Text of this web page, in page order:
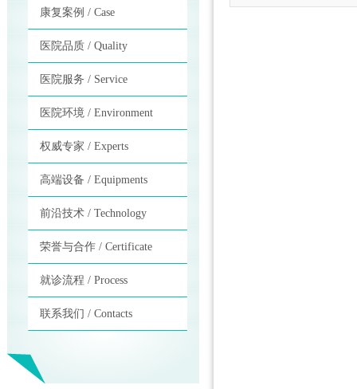
康复案例 / Case
医院品质 / Quality
医院服务 / Service
医院环境 / Environment
权威专家 / Experts
高端设备 / Equipments
前沿技术 / Technology
荣誉与合作 / Certificate
就诊流程 / Process
联系我们 / Contacts